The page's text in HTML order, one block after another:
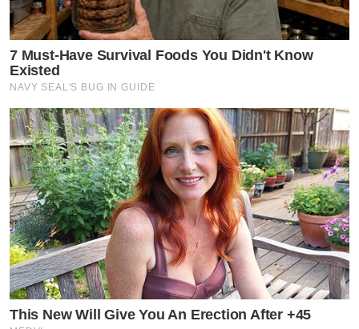
7 Must-Have Survival Foods You Didn't Know
Existed
NAVY SEAL'S BUG IN GUIDE
This New Will Give You An Erection After +45